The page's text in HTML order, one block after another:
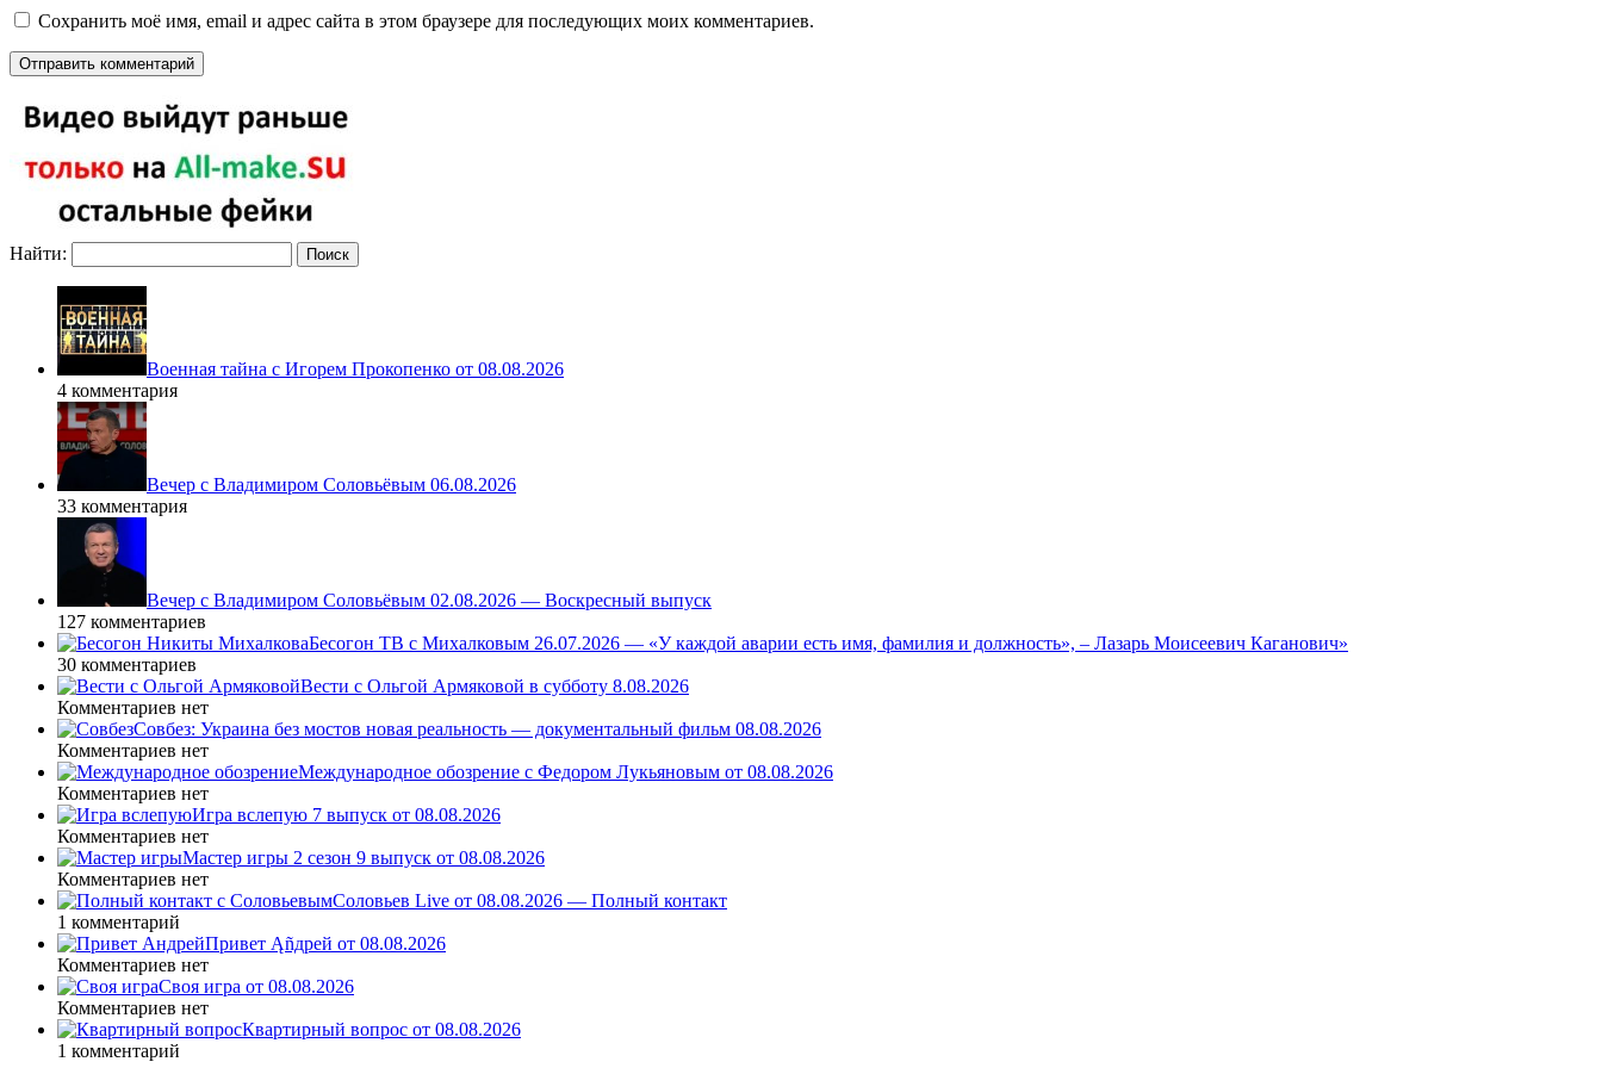
Сохранить моё имя, email и адрес сайта в этом браузере для последующих моих комментариев.
Найти:
Военная тайна с Игорем Прокопенко от 08.08.2026
4 комментария
Вечер с Владимиром Соловьёвым 06.08.2026
33 комментария
Вечер с Владимиром Соловьёвым 02.08.2026 — Воскресный выпуск
127 комментариев
Бесогон ТВ с Михалковым 26.07.2026 — «У каждой аварии есть имя, фамилия и должность», – Лазарь Моисеевич Каганович»
30 комментариев
Вести с Ольгой Армяковой в субботу 8.08.2026
Комментариев нет
Совбез: Украина без мостов новая реальность — документальный фильм 08.08.2026
Комментариев нет
Международное обозрение с Федором Лукьяновым от 08.08.2026
Комментариев нет
Игра вслепую 7 выпуск от 08.08.2026
Комментариев нет
Мастер игры 2 сезон 9 выпуск от 08.08.2026
Комментариев нет
Соловьев Live от 08.08.2026 — Полный контакт
1 комментарий
Привет Ąñдpей от 08.08.2026
Комментариев нет
Своя игра от 08.08.2026
Комментариев нет
Квартирный вопрос от 08.08.2026
1 комментарий